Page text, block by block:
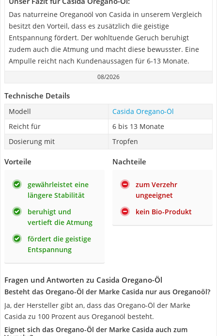
Das naturreine Oreganoöl von Casida in unserem Vergleich
besitzt den Vorteil, dass es zusätzlich die geistige
Entspannung fördert. Der wohltuende Geruch beruhigt
zudem auch die Atmung und macht diese bewusster. Eine
Ampulle reicht nach Kundenaussagen für 6-13 Monate.
08/2026
Technische Details
Modell
Casida Oregano-Öl
Reicht für
6 bis 13 Monate
Dosierung mit
Tropfen
Vorteile
gewährleistet eine
längere Stabilität
beruhigt und
vertieft die Atmung
fördert die geistige
Entspannung
Nachteile
zum Verzehr
ungeeignet
kein Bio-Produkt
Fragen und Antworten zu Casida Oregano-Öl
Besteht das Oregano-Öl der Marke Casida nur aus Oreganoöl?
Ja, der Hersteller gibt an, dass das Oregano-Öl der Marke
Casida zu 100 Prozent aus Oreganoöl besteht.
Eignet sich das Oregano-Öl der Marke Casida auch zum